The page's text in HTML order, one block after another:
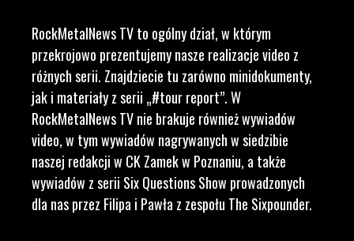
RockMetalNews TV to ogólny dział, w którym
przekrojowo prezentujemy nasze realizacje video z
różnych serii. Znajdziecie tu zarówno minidokumenty,
jak i materiały z serii „#tour report”. W
RockMetalNews TV nie brakuje również wywiadów
video, w tym wywiadów nagrywanych w siedzibie
naszej redakcji w CK Zamek w Poznaniu, a także
wywiadów z serii Six Questions Show prowadzonych
dla nas przez Filipa i Pawła z zespołu The Sixpounder.